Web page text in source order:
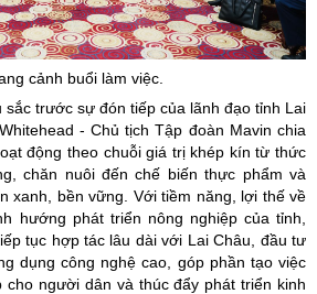
cảnh buổi làm việc.
sắc trước sự đón tiếp của lãnh đạo tỉnh Lai
- Chủ tịch Tập đoàn Mavin chia
động theo chuỗi giá trị khép kín từ thức
chăn nuôi đến chế biến thực phẩm và
xanh, bền vững. Với tiềm năng, lợi thế về
hướng phát triển nông nghiệp của tỉnh,
tục hợp tác lâu dài với Lai Châu, đầu tư
dụng công nghệ cao, góp phần tạo việc
cho người dân và thúc đẩy phát triển kinh